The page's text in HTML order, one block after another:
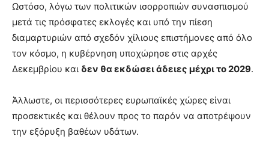
Ωστόσο, λόγω των πολιτικών ισορροπιών συνασπισμού
μετά τις πρόσφατες εκλογές και υπό την πίεση
διαμαρτυριών από σχεδόν χίλιους επιστήμονες από όλο
τον κόσμο, η κυβέρνηση υποχώρησε στις αρχές
Δεκεμβρίου και δεν θα εκδώσει άδειες μέχρι το 2029.
Άλλωστε, οι περισσότερες ευρωπαϊκές χώρες είναι
προσεκτικές και θέλουν προς το παρόν να αποτρέψουν
την εξόρυξη βαθέων υδάτων.